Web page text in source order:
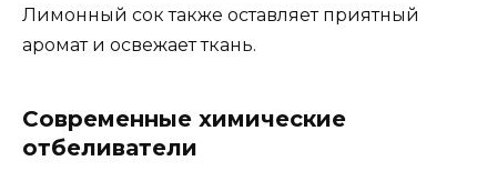
Лимонный сок также оставляет приятный
аромат и освежает ткань.
Современные химические
отбеливатели